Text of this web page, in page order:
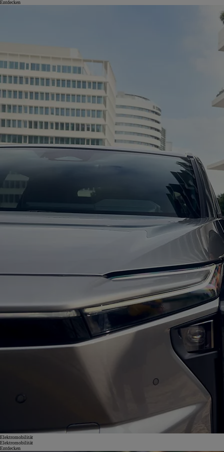
Entdecken
Elektromobilität
Elektromobilität
Entdecken